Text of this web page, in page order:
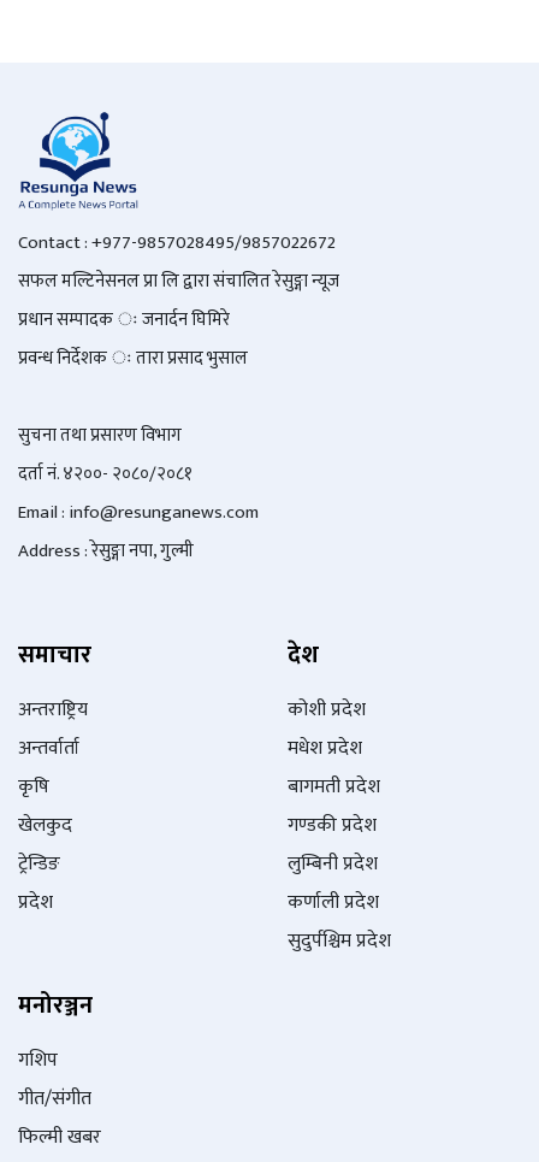
Contact : +977-9857028495/9857022672
सफल मल्टिनेसनल प्रा लि द्वारा संचालित रेसुङ्गा न्यूज
प्रधान सम्पादक ः जनार्दन घिमिरे
प्रवन्ध निर्देशक ः तारा प्रसाद भुसाल
सुचना तथा प्रसारण विभाग
दर्ता नं. ४२००- २०८०/२०८१
Email : info@resunganews.com
Address : रेसुङ्गा नपा, गुल्मी
समाचार
अन्तराष्ट्रिय
अन्तर्वार्ता
कृषि
खेलकुद
ट्रेन्डिङ
प्रदेश
देश
कोशी प्रदेश
मधेश प्रदेश
बागमती प्रदेश
गण्डकी प्रदेश
लुम्बिनी प्रदेश
कर्णाली प्रदेश
सुदुर्पश्चिम प्रदेश
मनोरञ्जन
गशिप
गीत/संगीत
फिल्मी खबर